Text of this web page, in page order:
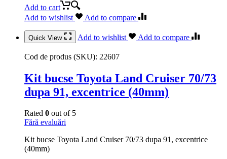
Add to cart
Add to wishlist
Add to compare
Quick View Add to wishlist Add to compare
Cod de produs (SKU): 22607
Kit bucse Toyota Land Cruiser 70/73
dupa 91, excentrice (40mm)
Rated 0 out of 5
Fără evaluări
Kit bucse Toyota Land Cruiser 70/73 dupa 91, excentrice
(40mm)